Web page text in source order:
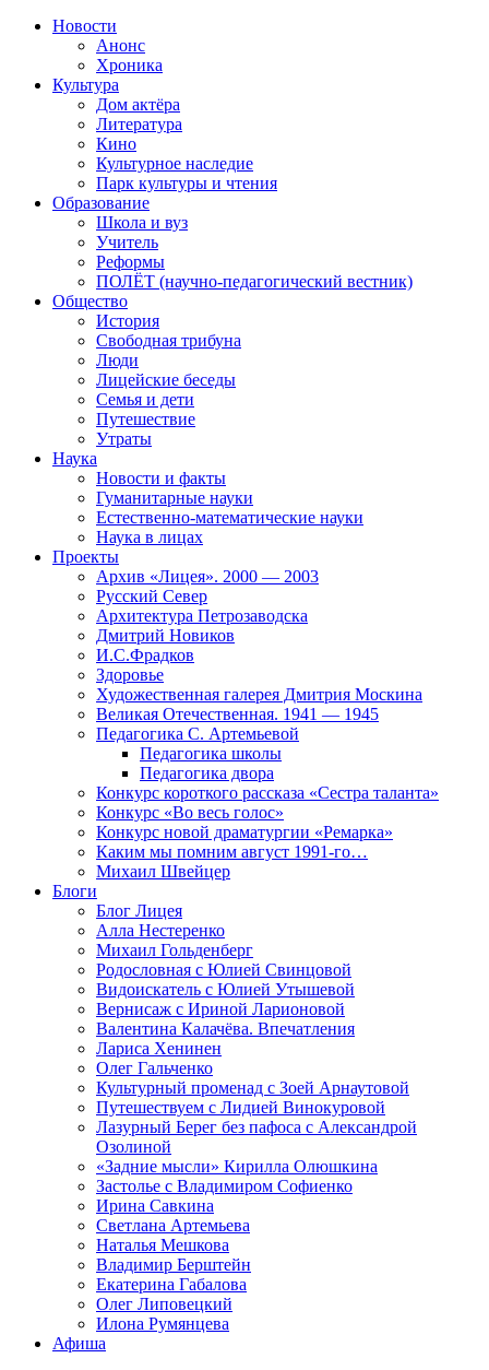
Новости
Анонс
Хроника
Культура
Дом актёра
Литература
Кино
Культурное наследие
Парк культуры и чтения
Образование
Школа и вуз
Учитель
Реформы
ПОЛЁТ (научно-педагогический вестник)
Общество
История
Свободная трибуна
Люди
Лицейские беседы
Семья и дети
Путешествие
Утраты
Наука
Новости и факты
Гуманитарные науки
Естественно-математические науки
Наука в лицах
Проекты
Архив «Лицея». 2000 — 2003
Русский Север
Архитектура Петрозаводска
Дмитрий Новиков
И.С.Фрадков
Здоровье
Художественная галерея Дмитрия Москина
Великая Отечественная. 1941 — 1945
Педагогика С. Артемьевой
Педагогика школы
Педагогика двора
Конкурс короткого рассказа «Сестра таланта»
Конкурс «Во весь голос»
Конкурс новой драматургии «Ремарка»
Каким мы помним август 1991-го…
Михаил Швейцер
Блоги
Блог Лицея
Алла Нестеренко
Михаил Гольденберг
Родословная с Юлией Свинцовой
Видоискатель с Юлией Утышевой
Вернисаж с Ириной Ларионовой
Валентина Калачёва. Впечатления
Лариса Хенинен
Олег Гальченко
Культурный променад с Зоей Арнаутовой
Путешествуем с Лидией Винокуровой
Лазурный Берег без пафоса с Александрой
Озолиной
«Задние мысли» Кирилла Олюшкина
Застолье с Владимиром Софиенко
Ирина Савкина
Светлана Артемьева
Наталья Мешкова
Владимир Берштейн
Екатерина Габалова
Олег Липовецкий
Илона Румянцева
Афиша